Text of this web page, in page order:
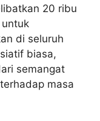
20 ribu
di seluruh
biasa,
semangat
masa